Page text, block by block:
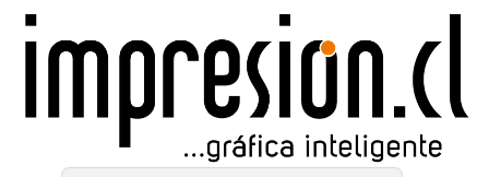
impresion.cl
Placas de acrílico 3 mm con distanciadores - Impresa a
color
desde$30.390+ IVA